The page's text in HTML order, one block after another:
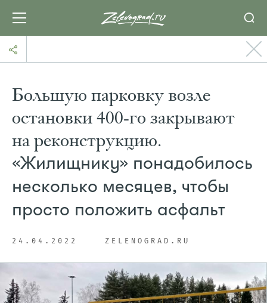
Большую парковку возле
остановки 400-го закрывают
на реконструкцию.
«Жилищнику» понадобилось
несколько месяцев, чтобы
просто положить асфальт
24.04.2022 ZELENOGRAD.RU